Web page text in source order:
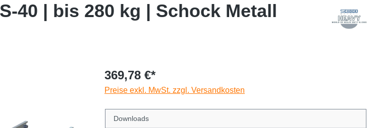
40 | bis 280 kg | Schock Metall
369,78 €*
Preise exkl. MwSt. zzgl. Versandkosten
Downloads